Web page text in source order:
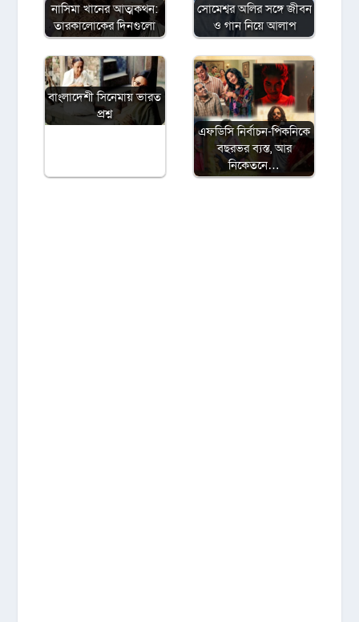
নাসিমা খানের আত্মকথন:
তারকালোকের দিনগুলো
সোমেশ্বর অলির সঙ্গে জীবন
ও গান নিয়ে আলাপ
বাংলাদেশী সিনেমায় ভারত
প্রশ্ন
এফডিসি নির্বাচন-পিকনিকে
বছরভর ব্যস্ত, আর
নিকেতনে…